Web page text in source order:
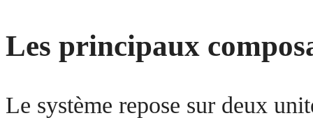
Les principaux
Le système repose sur deux